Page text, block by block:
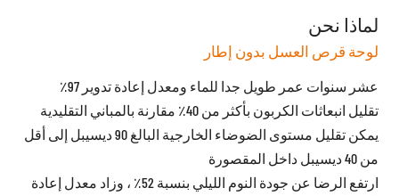
لماذا نحن
لوحة قرص العسل بدون إطار
عشر سنوات عمر طويل جدا للماء ومعدل إعادة تدوير 97٪
تقليل انبعاثات الكربون بأكثر من 40٪ مقارنة بالمباني التقليدية
يمكن تقليل مستوى الضوضاء الخارجية البالغ 90 ديسيبل إلى أقل
من 40 ديسيبل داخل المقصورة
ارتفع الرضا عن جودة النوم الليلي بنسبة 52٪ ، وزاد معدل إعادة